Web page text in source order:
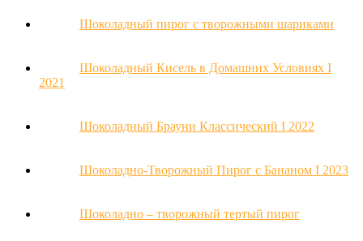
Шоколадный пирог с творожными шариками
Шоколадный Кисель в Домашних Условиях Ι
2021
Шоколадный Брауни Классический Ι 2022
Шоколадно-Творожный Пирог с Бананом Ι 2023
Шоколадно – творожный тертый пирог